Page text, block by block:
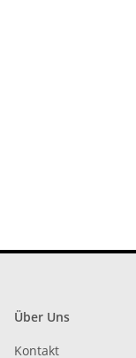
Über Uns
Kontakt